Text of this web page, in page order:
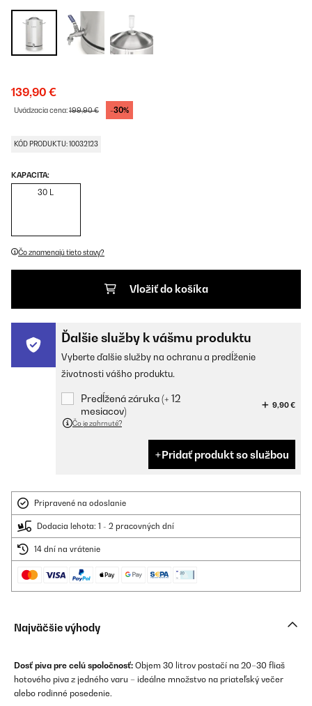
139,90 €
Uvádzacia cena:199,90 € -30%
KÓD PRODUKTU: 10032123
KAPACITA:
30 L
Čo znamenajú tieto stavy?
Vložiť do košíka
Ďalšie služby k vášmu produktu
Vyberte ďalšie služby na ochranu a predĺženie
životnosti vášho produktu.
Predĺžená záruka (+ 12
mesiacov)
9,90 €
Čo je zahrnuté?
Pridať produkt so službou
Pripravené na odoslanie
Dodacia lehota: 1 - 2 pracovných dní
14 dní na vrátenie
Najväčšie výhody
Dosť piva pre celú spoločnosť: Objem 30 litrov postačí na 20–30 fliaš
hotového piva z jedného varu – ideálne množstvo na priateľský večer
alebo rodinné posedenie.